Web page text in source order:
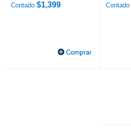
Contado $1,399 Contado